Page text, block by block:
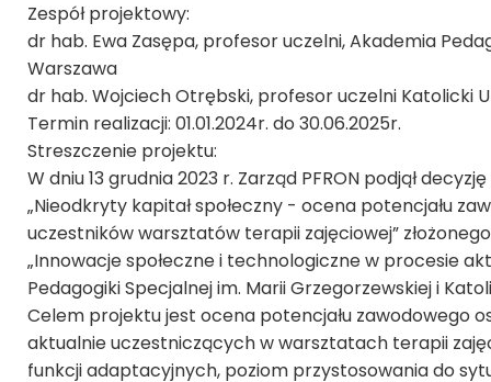
Zespół projektowy:
dr hab. Ewa Zasępa, profesor uczelni, Akademia
Warszawa
dr hab. Wojciech Otrębski, profesor uczelni Katolicki
Termin realizacji: 01.01.2024r. do 30.06.2025r.
Streszczenie projektu:
W dniu 13 grudnia 2023 r. Zarząd PFRON podjął
„Nieodkryty kapitał społeczny - ocena potencjału
uczestników warsztatów terapii zajęciowej”
„Innowacje społeczne i technologiczne w procesie
Pedagogiki Specjalnej im. Marii Grzegorzewskiej i
Celem projektu jest ocena potencjału zawodowego
aktualnie uczestniczących w warsztatach terapii
funkcji adaptacyjnych, poziom przystosowania do